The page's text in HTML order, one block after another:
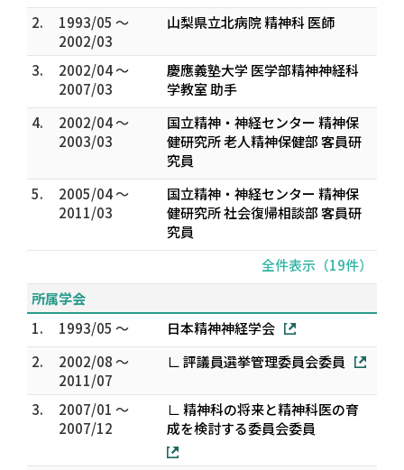
2.
1993/05 ～
2002/03
山梨県立北病院 精神科 医師
3.
2002/04 ～
2007/03
慶應義塾大学 医学部精神神経科
学教室 助手
4.
2002/04 ～
2003/03
国立精神・神経センター 精神保
健研究所 老人精神保健部 客員研
究員
5.
2005/04 ～
2011/03
国立精神・神経センター 精神保
健研究所 社会復帰相談部 客員研
究員
全件表示（19件）
所属学会
1.
1993/05 ～
日本精神神経学会
2.
2002/08 ～
2011/07
∟ 評議員選挙管理委員会委員
3.
2007/01 ～
2007/12
∟ 精神科の将来と精神科医の育
成を検討する委員会委員